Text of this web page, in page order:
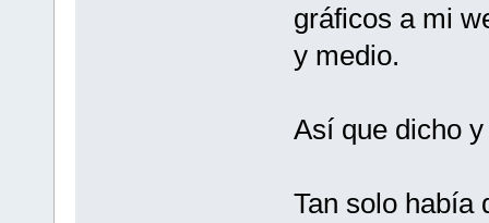
gráficos a mi
y medio.
Así que dicho
Tan solo había